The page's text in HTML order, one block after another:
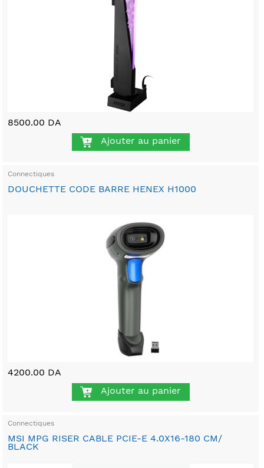
8500.00 DA
Ajouter au panier
Connectiques
DOUCHETTE CODE BARRE HENEX H1000
4200.00 DA
Ajouter au panier
Connectiques
MSI MPG RISER CABLE PCIE-E 4.0X16-180 CM/
BLACK